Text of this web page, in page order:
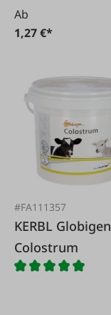
Ab
1,27 €*
#FA111357
KERBL Globigen
Colostrum